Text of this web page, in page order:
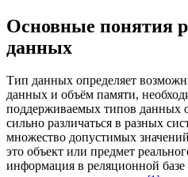
Основные понятия
данных
Тип данных определяет
данных и объём памяти,
поддерживаемых типов данных
сильно различаться в разных
множество допустимых
это объект или предмет
информация в реляционной